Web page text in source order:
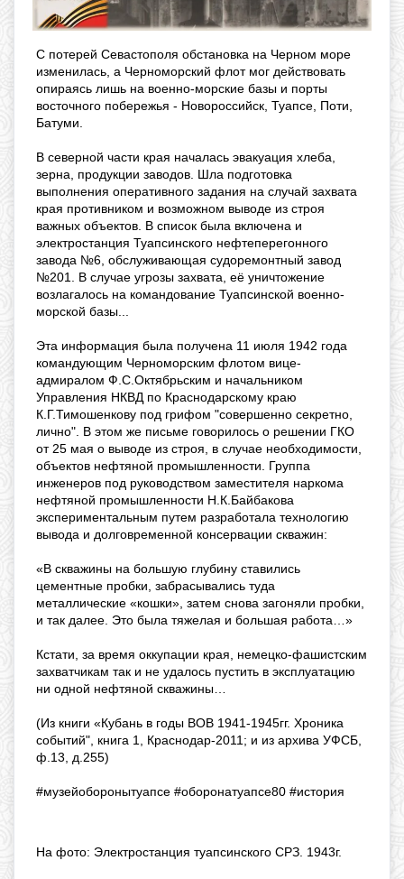
С потерей Севастополя обстановка на Черном море
изменилась, а Черноморский флот мог действовать
опираясь лишь на военно-морские базы и порты
восточного побережья - Новороссийск, Туапсе, Поти,
Батуми.
В северной части края началась эвакуация хлеба,
зерна, продукции заводов. Шла подготовка
выполнения оперативного задания на случай захвата
края противником и возможном выводе из строя
важных объектов. В список была включена и
электростанция Туапсинского нефтеперегонного
завода №6, обслуживающая судоремонтный завод
№201. В случае угрозы захвата, её уничтожение
возлагалось на командование Туапсинской военно-
морской базы...
Эта информация была получена 11 июля 1942 года
командующим Черноморским флотом вице-
адмиралом Ф.С.Октябрьским и начальником
Управления НКВД по Краснодарскому краю
К.Г.Тимошенкову под грифом "совершенно секретно,
лично". В этом же письме говорилось о решении ГКО
от 25 мая о выводе из строя, в случае необходимости,
объектов нефтяной промышленности. Группа
инженеров под руководством заместителя наркома
нефтяной промышленности Н.К.Байбакова
экспериментальным путем разработала технологию
вывода и долговременной консервации скважин:
«В скважины на большую глубину ставились
цементные пробки, забрасывались туда
металлические «кошки», затем снова загоняли пробки,
и так далее. Это была тяжелая и большая работа…»
Кстати, за время оккупации края, немецко-фашистским
захватчикам так и не удалось пустить в эксплуатацию
ни одной нефтяной скважины…
(Из книги «Кубань в годы ВОВ 1941-1945гг. Хроника
событий", книга 1, Краснодар-2011; и из архива УФСБ,
ф.13, д.255)
#музейоборонытуапсе #оборонатуапсе80 #история
На фото: Электростанция туапсинского СРЗ. 1943г.